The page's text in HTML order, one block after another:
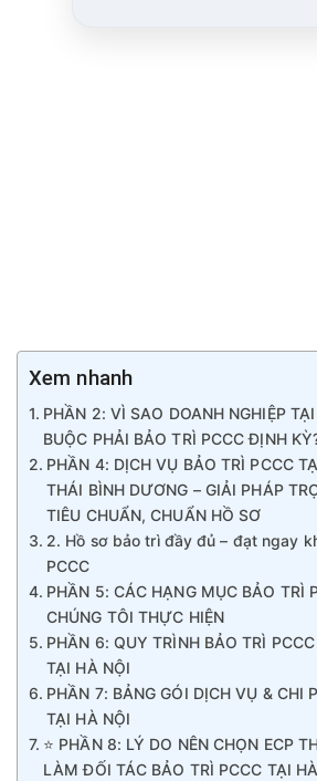
Xem nhanh
PHẦN 2: VÌ SAO DOANH NGHIỆP
BUỘC PHẢI BẢO TRÌ PCCC ĐỊNH
PHẦN 4: DỊCH VỤ BẢO TRÌ PCCC
THÁI BÌNH DƯƠNG – GIẢI PHÁP
TIÊU CHUẨN, CHUẨN HỒ SƠ
2. Hồ sơ bảo trì đầy đủ – đạt ngay
PCCC
PHẦN 5: CÁC HẠNG MỤC BẢO TRÌ
CHÚNG TÔI THỰC HIỆN
PHẦN 6: QUY TRÌNH BẢO TRÌ
TẠI HÀ NỘI
PHẦN 7: BẢNG GÓI DỊCH VỤ & CHI
TẠI HÀ NỘI
⭐ PHẦN 8: LÝ DO NÊN CHỌN ECP
LÀM ĐỐI TÁC BẢO TRÌ PCCC TẠI